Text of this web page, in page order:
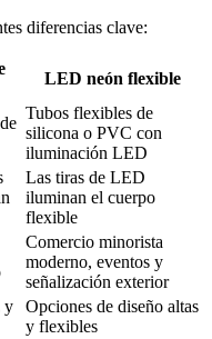
diferencias clave:
LED neón flexible
Tubos flexibles de
silicona o PVC con
iluminación LED
Las tiras de LED
iluminan el cuerpo
flexible
Comercio minorista
moderno, eventos y
señalización exterior
y
Opciones de diseño altas
y flexibles